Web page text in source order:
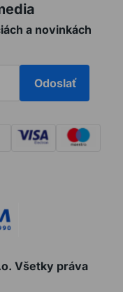
a novinkách
Odoslať
Všetky práva